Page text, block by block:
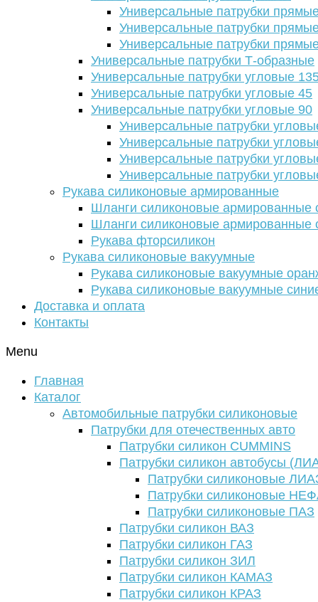
Универсальные патрубки
Универсальные патрубки
Универсальные патрубки
Универсальные патрубки Т-образные
Универсальные патрубки угловые
Универсальные патрубки угловые 45
Универсальные патрубки угловые 90
Универсальные патрубки
Универсальные патрубки
Универсальные патрубки
Универсальные патрубки
Рукава силиконовые армированные
Шланги силиконовые армированные
Шланги силиконовые армированные
Рукава фторсиликон
Рукава силиконовые вакуумные
Рукава силиконовые вакуумные
Рукава силиконовые вакуумные
Доставка и оплата
Контакты
Menu
Главная
Каталог
Автомобильные патрубки силиконовые
Патрубки для отечественных авто
Патрубки силикон CUMMINS
Патрубки силикон автобусы
Патрубки силиконовые
Патрубки силиконовые
Патрубки силиконовые ПАЗ
Патрубки силикон ВАЗ
Патрубки силикон ГАЗ
Патрубки силикон ЗИЛ
Патрубки силикон КАМАЗ
Патрубки силикон КРАЗ